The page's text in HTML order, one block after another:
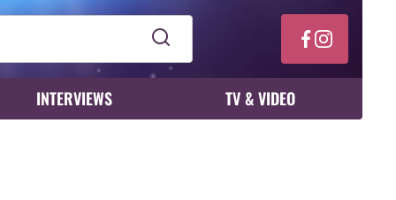
INTERVIEWS TV & VIDEO